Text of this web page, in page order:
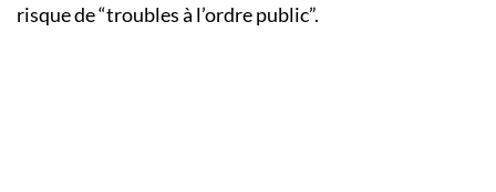
risque de “troubles à l’ordre public”.